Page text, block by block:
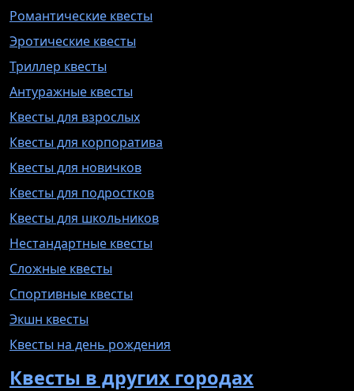
Романтические квесты
Эротические квесты
Триллер квесты
Антуражные квесты
Квесты для взрослых
Квесты для корпоратива
Квесты для новичков
Квесты для подростков
Квесты для школьников
Нестандартные квесты
Сложные квесты
Спортивные квесты
Экшн квесты
Квесты на день рождения
Квесты в других городах